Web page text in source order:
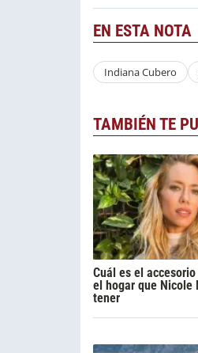
EN ESTA NOTA
Indiana Cubero
TAMBIÉN TE
Cuál es el
el hogar que Nicole
tener